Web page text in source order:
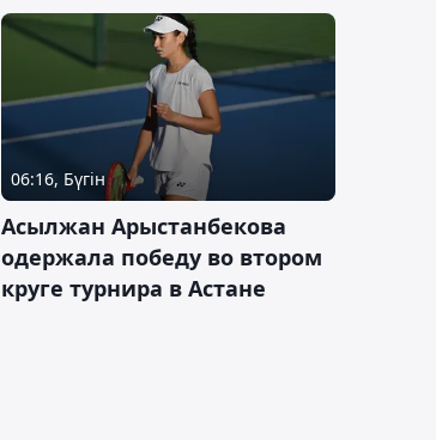
06:16, Бүгін
Асылжан Арыстанбекова
одержала победу во втором
круге турнира в Астане